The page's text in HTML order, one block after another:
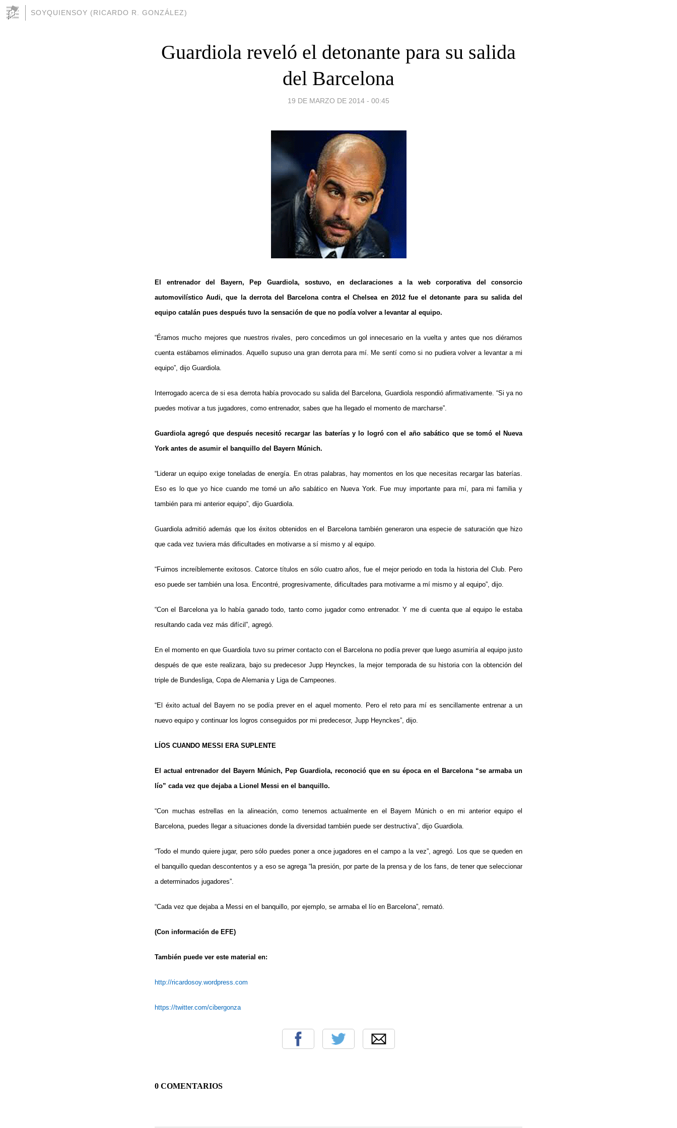
SOYQUIENSOY (RICARDO R. GONZÁLEZ)
Guardiola reveló el detonante para su salida
del Barcelona
19 DE MARZO DE 2014 - 00:45
El entrenador del Bayern, Pep Guardiola, sostuvo, en declaraciones a la web corporativa del consorcio
automovilístico Audi, que la derrota del Barcelona contra el Chelsea en 2012 fue el detonante para su salida del
equipo catalán pues después tuvo la sensación de que no podía volver a levantar al equipo.
“Éramos mucho mejores que nuestros rivales, pero concedimos un gol innecesario en la vuelta y antes que nos diéramos
cuenta estábamos eliminados. Aquello supuso una gran derrota para mí. Me sentí como si no pudiera volver a levantar a mi
equipo”, dijo Guardiola.
Interrogado acerca de si esa derrota había provocado su salida del Barcelona, Guardiola respondió afirmativamente. “Si ya no
puedes motivar a tus jugadores, como entrenador, sabes que ha llegado el momento de marcharse”.
Guardiola agregó que después necesitó recargar las baterías y lo logró con el año sabático que se tomó el Nueva
York antes de asumir el banquillo del Bayern Múnich.
“Liderar un equipo exige toneladas de energía. En otras palabras, hay momentos en los que necesitas recargar las baterías.
Eso es lo que yo hice cuando me tomé un año sabático en Nueva York. Fue muy importante para mí, para mi familia y
también para mi anterior equipo”, dijo Guardiola.
Guardiola admitió además que los éxitos obtenidos en el Barcelona también generaron una especie de saturación que hizo
que cada vez tuviera más dificultades en motivarse a sí mismo y al equipo.
“Fuimos increíblemente exitosos. Catorce títulos en sólo cuatro años, fue el mejor periodo en toda la historia del Club. Pero
eso puede ser también una losa. Encontré, progresivamente, dificultades para motivarme a mí mismo y al equipo”, dijo.
“Con el Barcelona ya lo había ganado todo, tanto como jugador como entrenador. Y me di cuenta que al equipo le estaba
resultando cada vez más difícil”, agregó.
En el momento en que Guardiola tuvo su primer contacto con el Barcelona no podía prever que luego asumiría al equipo justo
después de que este realizara, bajo su predecesor Jupp Heynckes, la mejor temporada de su historia con la obtención del
triple de Bundesliga, Copa de Alemania y Liga de Campeones.
“El éxito actual del Bayern no se podía prever en el aquel momento. Pero el reto para mí es sencillamente entrenar a un
nuevo equipo y continuar los logros conseguidos por mi predecesor, Jupp Heynckes”, dijo.
LÍOS CUANDO MESSI ERA SUPLENTE
El actual entrenador del Bayern Múnich, Pep Guardiola, reconoció que en su época en el Barcelona “se armaba un
lío” cada vez que dejaba a Lionel Messi en el banquillo.
“Con muchas estrellas en la alineación, como tenemos actualmente en el Bayern Múnich o en mi anterior equipo el
Barcelona, puedes llegar a situaciones donde la diversidad también puede ser destructiva”, dijo Guardiola.
“Todo el mundo quiere jugar, pero sólo puedes poner a once jugadores en el campo a la vez”, agregó. Los que se queden en
el banquillo quedan descontentos y a eso se agrega “la presión, por parte de la prensa y de los fans, de tener que seleccionar
a determinados jugadores”.
“Cada vez que dejaba a Messi en el banquillo, por ejemplo, se armaba el lío en Barcelona”, remató.
(Con información de EFE)
También puede ver este material en:
http://ricardosoy.wordpress.com
https://twitter.com/cibergonza
0 COMENTARIOS